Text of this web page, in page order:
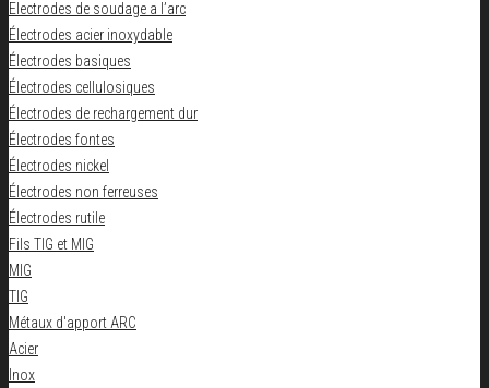
Electrodes de soudage a l’arc
Électrodes acier inoxydable
Électrodes basiques
Électrodes cellulosiques
Électrodes de rechargement dur
Électrodes fontes
Électrodes nickel
Électrodes non ferreuses
Électrodes rutile
Fils TIG et MIG
MIG
TIG
Métaux d'apport ARC
Acier
Inox